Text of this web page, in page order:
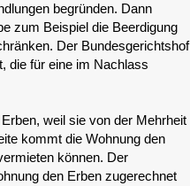
begründen. Dann
zum Beispiel die Beerdigung
Der Bundesgerichtshof
die für eine im Nachlass
weil sie von der Mehrheit
kommt die Wohnung den
können. Der
den Erben zugerechnet